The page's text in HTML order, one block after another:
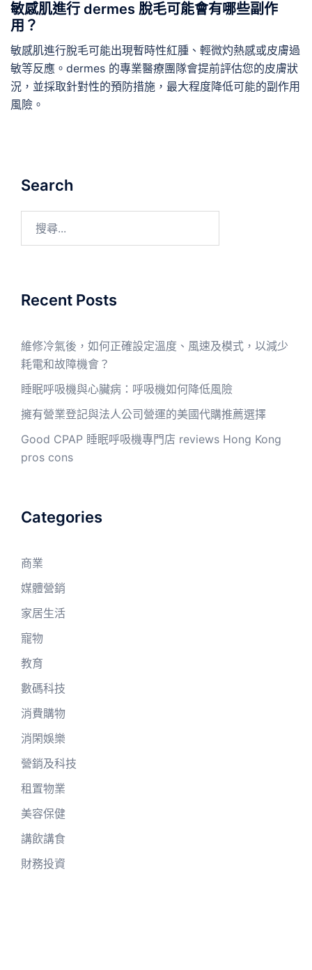
敏感肌進行 dermes 脫毛可能會有哪些副作
用？
敏感肌進行脫毛可能出現暫時性紅腫、輕微灼熱感或皮膚過
敏等反應。dermes 的專業醫療團隊會提前評估您的皮膚狀
況，並採取針對性的預防措施，最大程度降低可能的副作用
風險。
Search
Recent Posts
維修冷氣後，如何正確設定溫度、風速及模式，以減少
耗電和故障機會？
睡眠呼吸機與心臟病：呼吸機如何降低風險
擁有營業登記與法人公司營運的美國代購推薦選擇
Good CPAP 睡眠呼吸機專門店 reviews Hong Kong
pros cons
Categories
商業
媒體營銷
家居生活
寵物
教育
數碼科技
消費購物
消閑娛樂
營銷及科技
租置物業
美容保健
講飲講食
財務投資